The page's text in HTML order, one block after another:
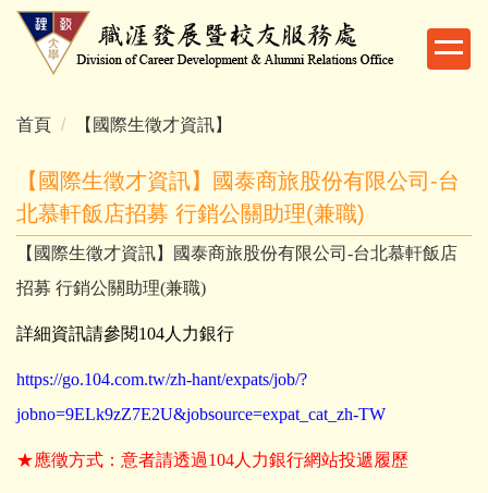
跳
內
首頁 【國際生徵才資訊】
【國際生徵才資訊】國泰商旅股份有限公司-台
北慕軒飯店招募 行銷公關助理(兼職)
【國際生徵才資訊】國泰商旅股份有限公司-台北慕軒飯店
招募 行銷公關助理(兼職)
詳細資訊請參閱104人力銀行
https://go.104.com.tw/zh-hant/expats/job/?
jobno=9ELk9zZ7E2U&jobsource=expat_cat_zh-TW
★應徵方式：意者請透過104人力銀行網站投遞履歷